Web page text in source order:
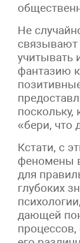
Не
связывают
учитывать
фантазию
«бери, что
Кстати, с
феномены
для
глубоких
дающей